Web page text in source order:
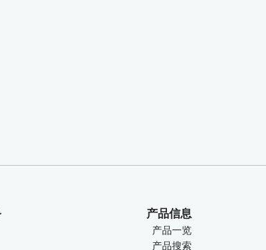
产品信息
产品一览
产品搜索